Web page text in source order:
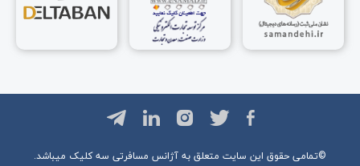
©تمامی حقوق این سایت متعلق به آژانس مسافرتی سه کلیک میباشد.